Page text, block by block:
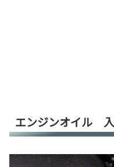
エンジンオイル